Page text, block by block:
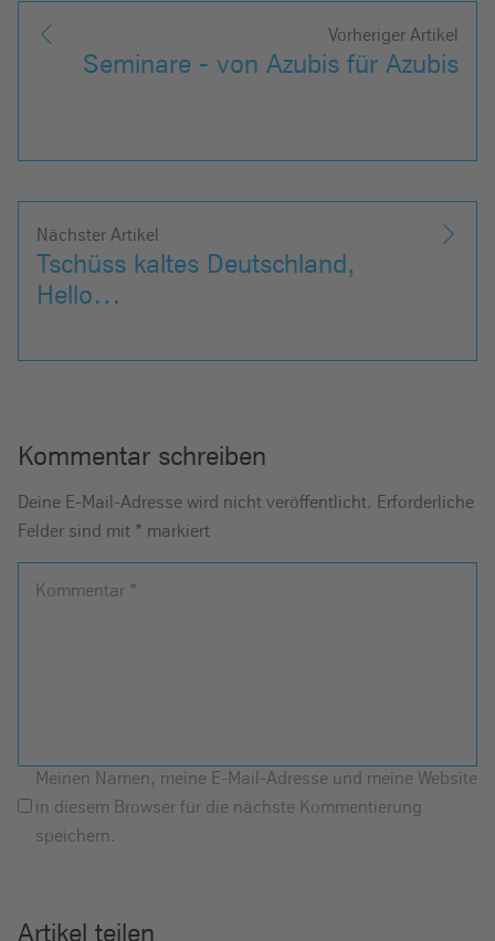
Vorheriger Artikel
Seminare - von Azubis für Azubis
Nächster Artikel
Tschüss kaltes Deutschland,
Hello…
Kommentar schreiben
Deine E-Mail-Adresse wird nicht veröffentlicht. Erforderliche
Felder sind mit * markiert
Kommentar *
Meinen Namen, meine E-Mail-Adresse und meine Website
in diesem Browser für die nächste Kommentierung
speichern.
Artikel teilen